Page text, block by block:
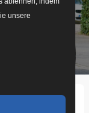
unsere